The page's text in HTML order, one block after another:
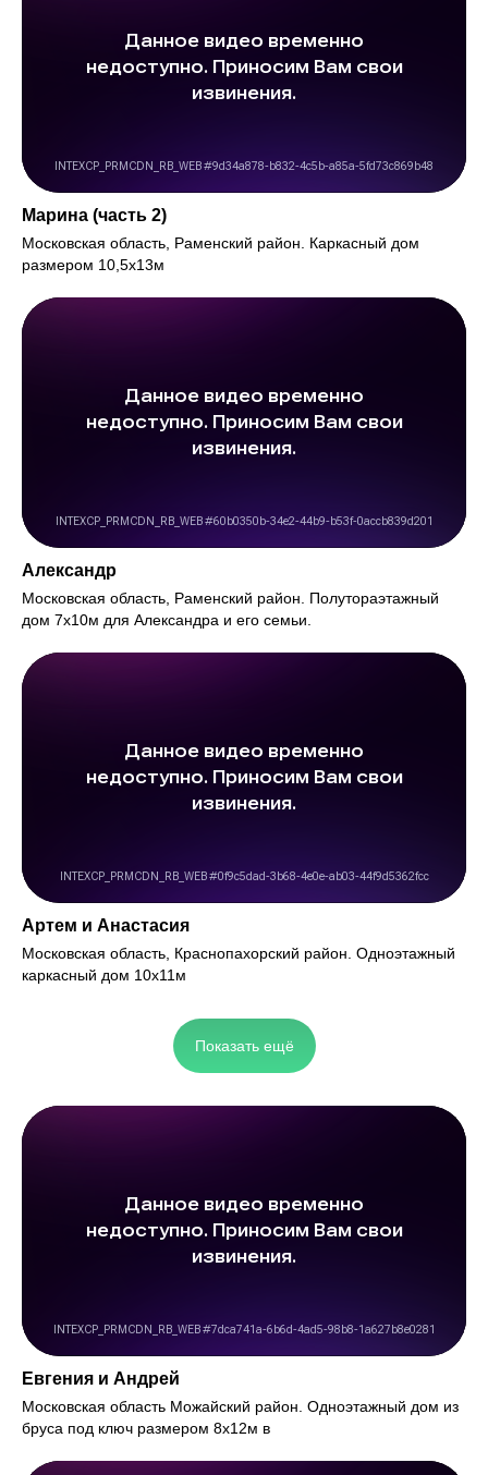
Марина (часть 2)
Московская область, Раменский район. Каркасный дом
размером 10,5х13м
Александр
Московская область, Раменский район. Полутораэтажный
дом 7х10м для Александра и его семьи.
Артем и Анастасия
Московская область, Краснопахорский район. Одноэтажный
каркасный дом 10х11м
Показать ещё
Евгения и Андрей
Московская область Можайский район. Одноэтажный дом из
бруса под ключ размером 8х12м в